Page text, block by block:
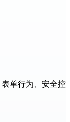
单行为、安全控